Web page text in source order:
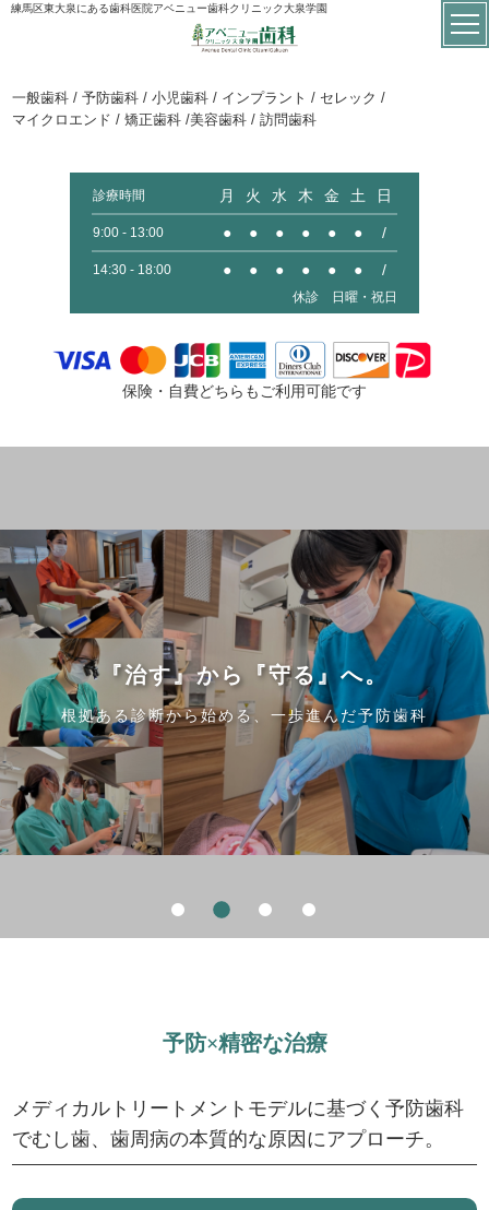
練馬区東大泉にある歯科医院アベニュー歯科クリニック大泉学園
一般歯科 / 予防歯科 / 小児歯科 / インプラント / セレック /
マイクロエンド / 矯正歯科 /美容歯科 / 訪問歯科
診療時間 月 火 水 木 金 土 日
9:00 - 13:00 ● ● ● ● ● ● /
14:30 - 18:00 ● ● ● ● ● ● /
休診 日曜・祝日
保険・自費どちらもご利用可能です
『治す』から『守る』へ。
根拠ある診断から始める、一歩進んだ予防歯科
『治す』から『守る』へ。
根拠ある診断から始める、一歩進んだ予防歯科
『治す』から『守る』へ。
根拠ある診断から始める、一歩進んだ予防歯科
『治す』から『守る』へ。
根拠ある診断から始める、一歩進んだ予防歯科
予防×精密な治療
メディカルトリートメントモデルに基づく予防歯科
でむし歯、歯周病の本質的な原因にアプローチ。